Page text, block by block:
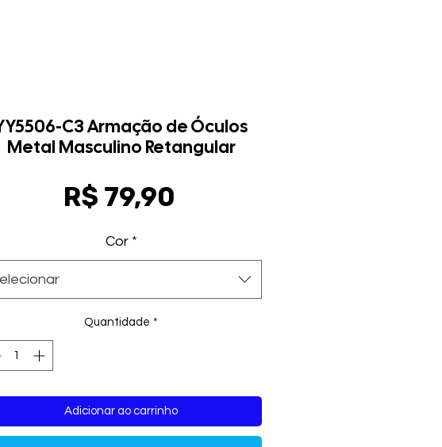
C3 Armação de Óculos
Metal Masculino Retangular
R$ 79,90
Cor *
Quantidade *
Adicionar ao carrinho